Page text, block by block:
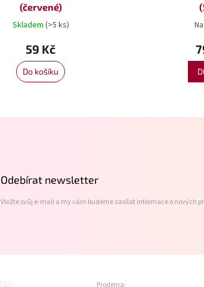
(červené)
Skladem (>5 ks)
59 Kč
Do košíku
Odebírat newsletter
Vložte svůj e-mail a my vám budeme zasílat informace o nových
Prodejna: